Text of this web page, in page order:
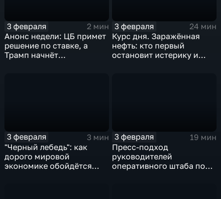
3 февраля
2 мин
Анонс недели: ЦБ примет
решение по ставке, а
Трамп начнёт
3 февраля
24 мин
Курс дня. Заражённая
нефть: кто первый
остановит истерику и
3 февраля
3 мин
"Черный лебедь": как
дорого мировой
экономике обойдётся
3 февраля
19 мин
Пресс-подход
руководителей
оперативного штаба по